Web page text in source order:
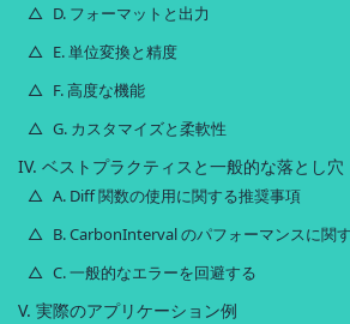
D. フォーマットと出力
E. 単位変換と精度
F. 高度な機能
G. カスタマイズと柔軟性
IV. ベストプラクティスと一般的な落とし穴
A. Diff 関数の使用に関する推奨事項
B. CarbonInterval のパフォーマンスに関
C. 一般的なエラーを回避する
V. 実際のアプリケーション例